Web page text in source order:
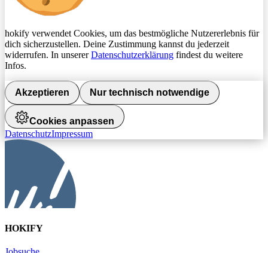
hokify verwendet Cookies, um das bestmögliche Nutzererlebnis für
dich sicherzustellen. Deine Zustimmung kannst du jederzeit
widerrufen. In unsererDatenschutzerklärung findest du weitere
Infos.
Akzeptieren Nur technisch notwendige
Cookies anpassen
DatenschutzImpressum
HOKIFY